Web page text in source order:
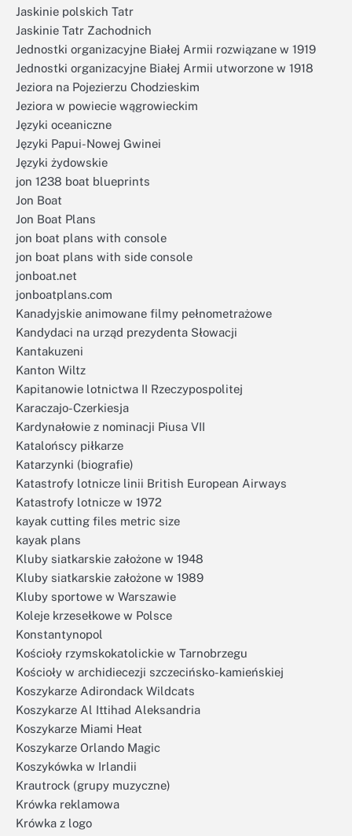
Jaskinie polskich Tatr
Jaskinie Tatr Zachodnich
Jednostki organizacyjne Białej Armii rozwiązane w 1919
Jednostki organizacyjne Białej Armii utworzone w 1918
Jeziora na Pojezierzu Chodzieskim
Jeziora w powiecie wągrowieckim
Języki oceaniczne
Języki Papui-Nowej Gwinei
Języki żydowskie
jon 1238 boat blueprints
Jon Boat
Jon Boat Plans
jon boat plans with console
jon boat plans with side console
jonboat.net
jonboatplans.com
Kanadyjskie animowane filmy pełnometrażowe
Kandydaci na urząd prezydenta Słowacji
Kantakuzeni
Kanton Wiltz
Kapitanowie lotnictwa II Rzeczypospolitej
Karaczajo-Czerkiesja
Kardynałowie z nominacji Piusa VII
Katalońscy piłkarze
Katarzynki (biografie)
Katastrofy lotnicze linii British European Airways
Katastrofy lotnicze w 1972
kayak cutting files metric size
kayak plans
Kluby siatkarskie założone w 1948
Kluby siatkarskie założone w 1989
Kluby sportowe w Warszawie
Koleje krzesełkowe w Polsce
Konstantynopol
Kościoły rzymskokatolickie w Tarnobrzegu
Kościoły w archidiecezji szczecińsko-kamieńskiej
Koszykarze Adirondack Wildcats
Koszykarze Al Ittihad Aleksandria
Koszykarze Miami Heat
Koszykarze Orlando Magic
Koszykówka w Irlandii
Krautrock (grupy muzyczne)
Krówka reklamowa
Krówka z logo